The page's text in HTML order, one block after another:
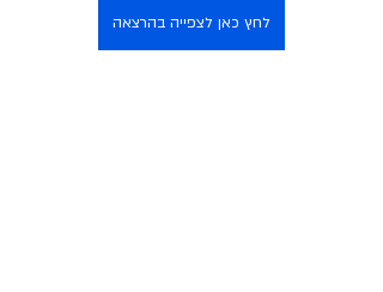
לחץ כאן לצפייה בהרצאה